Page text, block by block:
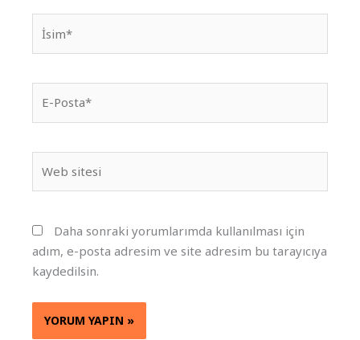
Posta*
sitesi
Daha sonraki yorumlarımda kullanılması için
adım, e-posta adresim ve site adresim bu tarayıcıya
kaydedilsin.